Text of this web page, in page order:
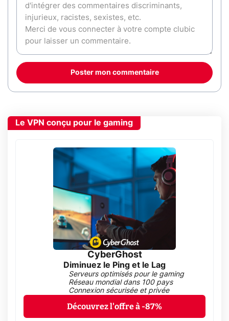
Poster mon commentaire
Le VPN conçu pour le gaming
CyberGhost
Diminuez le Ping et le Lag
Serveurs optimisés pour le gaming
Réseau mondial dans 100 pays
Connexion sécurisée et privée
Découvrez l'offre à -87%